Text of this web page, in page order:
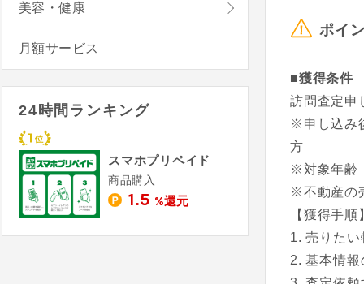
ポイ
■獲得条件
訪問査定申
※申し込み
方
※対象年齢
※不動産の
【獲得手順
売りたい
基本情報
美容・健康
月額サービス
24時間ランキング
スマホプリペイド
商品購入
1.5 %還元